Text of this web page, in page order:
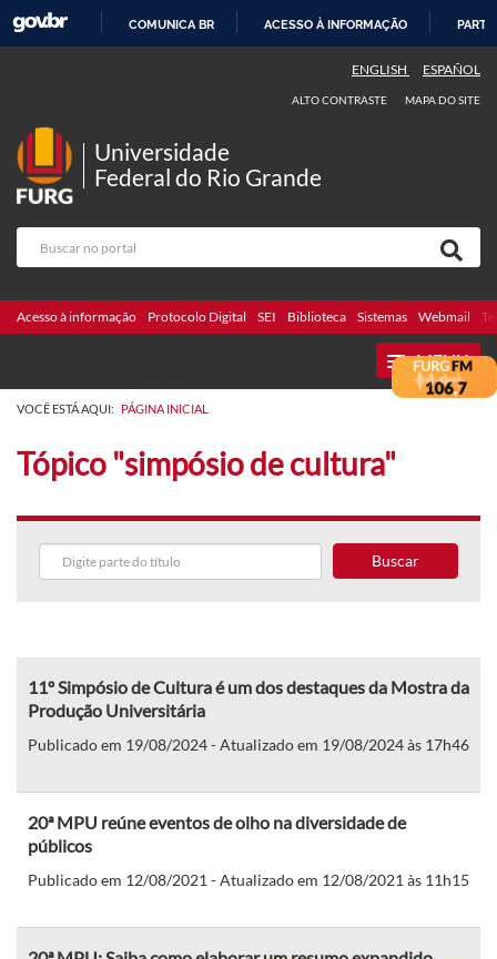
COMUNICA BR ACESSO À INFORMAÇÃO
ENGLISH ESPAÑOL
ALTO CONTRASTE MAPA DO SITE
Universidade
Federal do Rio Grande
Acesso à informação Protocolo Digital SEI Biblioteca Sistemas Webmail
MENU
VOCÊ ESTÁ AQUI: PÁGINA INICIAL
Tópico "simpósio de cultura"
Buscar
11º Simpósio de Cultura é um dos destaques da Mostra da
Produção Universitária
Publicado em 19/08/2024 - Atualizado em 19/08/2024 às 17h46
20ª MPU reúne eventos de olho na diversidade de
públicos
Publicado em 12/08/2021 - Atualizado em 12/08/2021 às 11h15